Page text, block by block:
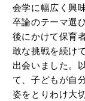
会学に幅広く興
卒論のテーマ選
後にかけて保育
敢な挑戦を続け
出会いました。
て、子どもが自
姿をとりわけ大